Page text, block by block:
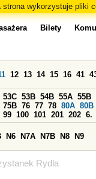
strona wykorzystuje pliki
Rydla
Bilety
12 13 14 15 16 41
53C 53B 54B 55A 55B
75B 76 77 78 80A 80B
99 100 101 201 202 6.
N6 N7A N7B N8 N9